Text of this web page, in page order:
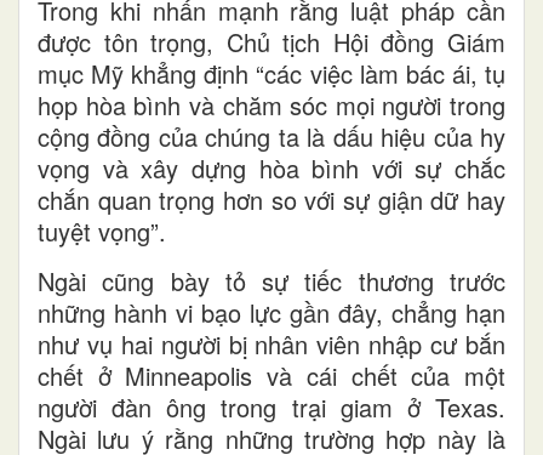
Trong khi nhấn mạnh rằng luật pháp cần
được tôn trọng, Chủ tịch Hội đồng Giám
mục Mỹ khẳng định “các việc làm bác ái, tụ
họp hòa bình và chăm sóc mọi người trong
cộng đồng của chúng ta là dấu hiệu của hy
vọng và xây dựng hòa bình với sự chắc
chắn quan trọng hơn so với sự giận dữ hay
tuyệt vọng”.
Ngài cũng bày tỏ sự tiếc thương trước
những hành vi bạo lực gần đây, chẳng hạn
như vụ hai người bị nhân viên nhập cư bắn
chết ở Minneapolis và cái chết của một
người đàn ông trong trại giam ở Texas.
Ngài lưu ý rằng những trường hợp này là